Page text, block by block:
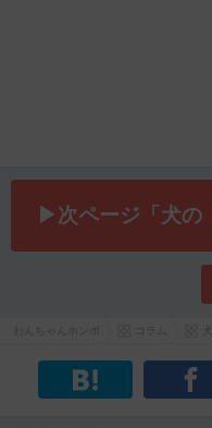
▶次ページ「犬の